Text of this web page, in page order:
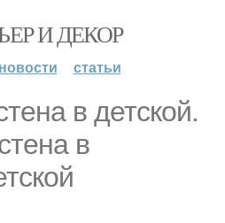
И ДЕКОР
новости статьи
в детской.
в